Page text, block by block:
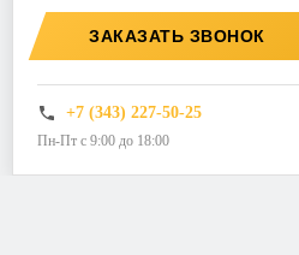
ЗАКАЗАТЬ ЗВОНОК
+7 (343) 227-50-25
Пн-Пт с 9:00 до 18:00